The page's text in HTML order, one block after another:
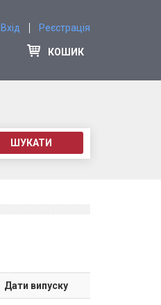
Вхід Реєстрація
КОШИК
ШУКАТИ
Дати випуску